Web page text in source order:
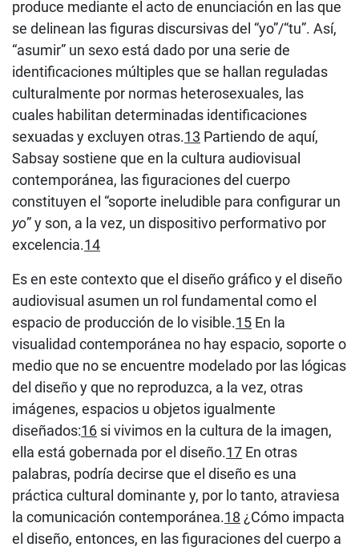
produce mediante el acto de enunciación en las que
se delinean las figuras discursivas del “yo”/“tu”. Así,
“asumir” un sexo está dado por una serie de
identificaciones múltiples que se hallan reguladas
culturalmente por normas heterosexuales, las
cuales habilitan determinadas identificaciones
sexuadas y excluyen otras.13 Partiendo de aquí,
Sabsay sostiene que en la cultura audiovisual
contemporánea, las figuraciones del cuerpo
constituyen el “soporte ineludible para configurar un
yo” y son, a la vez, un dispositivo performativo por
excelencia.14
Es en este contexto que el diseño gráfico y el diseño
audiovisual asumen un rol fundamental como el
espacio de producción de lo visible.15 En la
visualidad contemporánea no hay espacio, soporte o
medio que no se encuentre modelado por las lógicas
del diseño y que no reproduzca, a la vez, otras
imágenes, espacios u objetos igualmente
diseñados:16 si vivimos en la cultura de la imagen,
ella está gobernada por el diseño.17 En otras
palabras, podría decirse que el diseño es una
práctica cultural dominante y, por lo tanto, atraviesa
la comunicación contemporánea.18 ¿Cómo impacta
el diseño, entonces, en las figuraciones del cuerpo a